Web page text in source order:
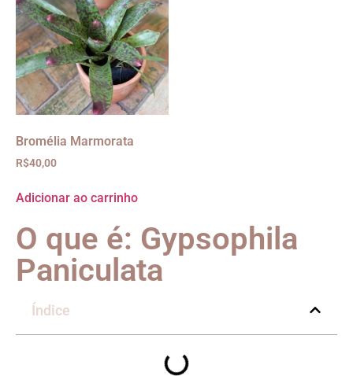
Bromélia Marmorata
R$40,00
Adicionar ao carrinho
O que é: Gypsophila
Paniculata
Índice